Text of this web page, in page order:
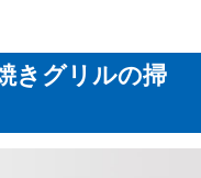
きグリルの掃